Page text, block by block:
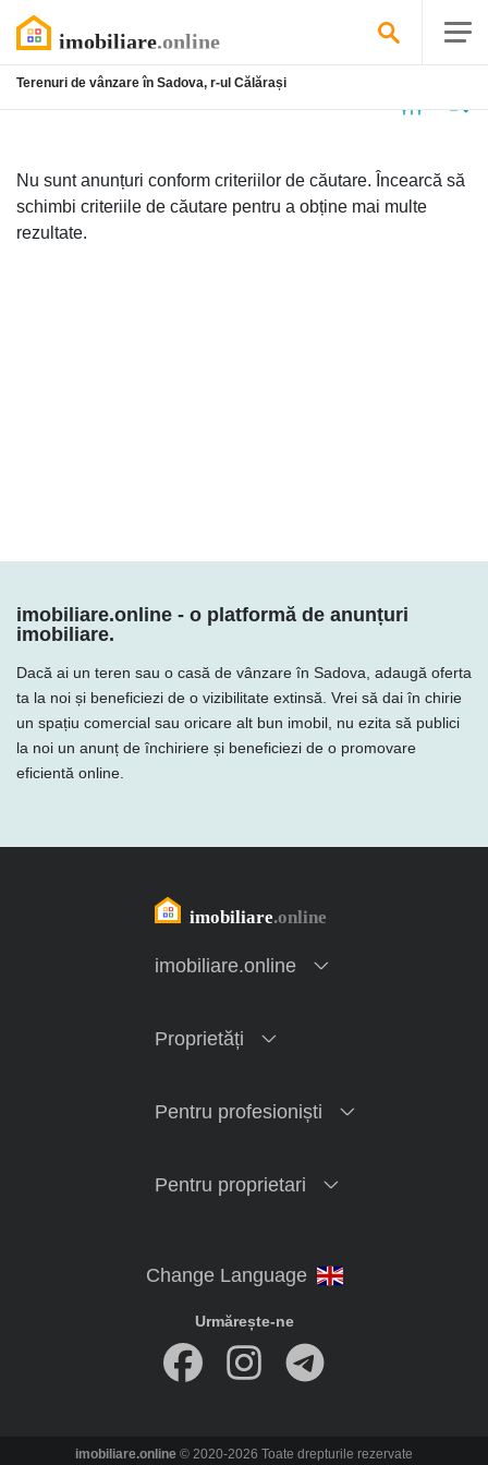
Terenuri de vânzare în Sadova, r-ul Călărași
Nu sunt anunțuri conform criteriilor de căutare. Încearcă să
schimbi criteriile de căutare pentru a obține mai multe
rezultate.
imobiliare.online - o platformă de anunțuri
imobiliare.
Dacă ai un teren sau o casă de vânzare în Sadova, adaugă oferta
ta la noi și beneficiezi de o vizibilitate extinsă. Vrei să dai în chirie
un spațiu comercial sau oricare alt bun imobil, nu ezita să publici
la noi un anunț de închiriere și beneficiezi de o promovare
eficientă online.
imobiliare.online
Proprietăți
Pentru profesioniști
Pentru proprietari
Urmărește-ne
imobiliare.online © 2020-2026 Toate drepturile rezervate